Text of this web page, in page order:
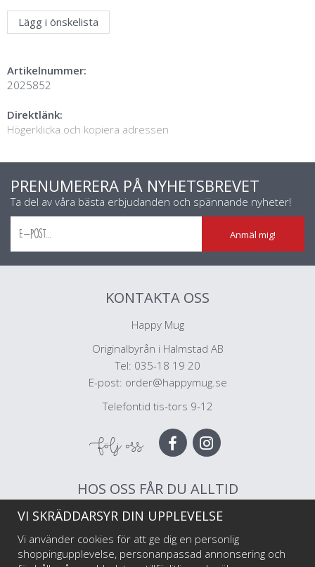
Lägg i önskelista
Artikelnummer:
2025852
Direktlänk:
Högerklicka och kopiera adressen
PRENUMERERA PÅ NYHETSBREVET
Ta del av våra bästa erbjudanden och spännande nyheter!
Anmäl mig!
KONTAKTA OSS
Happy Mug
Originalbyrån i Halmstad AB
Tel: 035-18 19 20
E-post: order@happymug.se
Telefontid tis-tors 9-12
Följ oss
HOS OSS FÅR DU ALLTID
Muggar av högsta kvalitet
Snabb leverans
Trygg betalning
VI SKRÄDDARSYR DIN UPPLEVELSE
Vi använder cookies för att ge dig en personlig
shoppingupplevelse, personanpassad annonsering och